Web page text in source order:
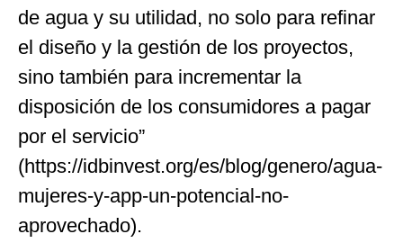
de agua y su utilidad, no solo para refinar
el diseño y la gestión de los proyectos,
sino también para incrementar la
disposición de los consumidores a pagar
por el servicio”
(https://idbinvest.org/es/blog/genero/agua-
mujeres-y-app-un-potencial-no-
aprovechado).